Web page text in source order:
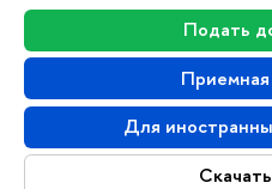
Подать
Для